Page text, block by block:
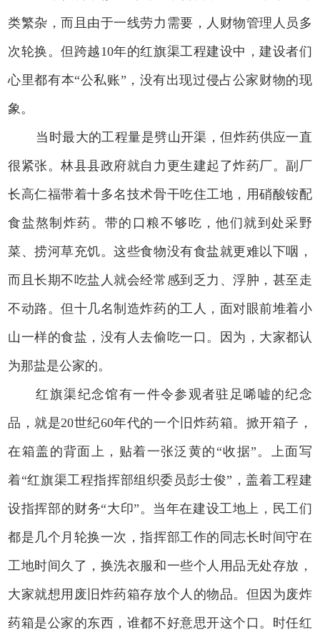
类繁杂，而且由于一线劳力需要，人财物管理人员多
次轮换。但跨越10年的红旗渠工程建设中，建设者们
心里都有本“公私账”，没有出现过侵占公家财物的现
象。
当时最大的工程量是劈山开渠，但炸药供应一直
很紧张。林县县政府就自力更生建起了炸药厂。副厂
长高仁福带着十多名技术骨干吃住工地，用硝酸铵配
食盐熬制炸药。带的口粮不够吃，他们就到处采野
菜、捞河草充饥。这些食物没有食盐就更难以下咽，
而且长期不吃盐人就会经常感到乏力、浮肿，甚至走
不动路。但十几名制造炸药的工人，面对眼前堆着小
山一样的食盐，没有人去偷吃一口。因为，大家都认
为那盐是公家的。
红旗渠纪念馆有一件令参观者驻足唏嘘的纪念
品，就是20世纪60年代的一个旧炸药箱。掀开箱子，
在箱盖的背面上，贴着一张泛黄的“收据”。上面写
着“红旗渠工程指挥部组织委员彭士俊”，盖着工程建
设指挥部的财务“大印”。当年在建设工地上，民工们
都是几个月轮换一次，指挥部工作的同志长时间守在
工地时间久了，换洗衣服和一些个人用品无处存放，
大家就想用废旧炸药箱存放个人的物品。但因为废炸
药箱是公家的东西，谁都不好意思开这个口。时任红